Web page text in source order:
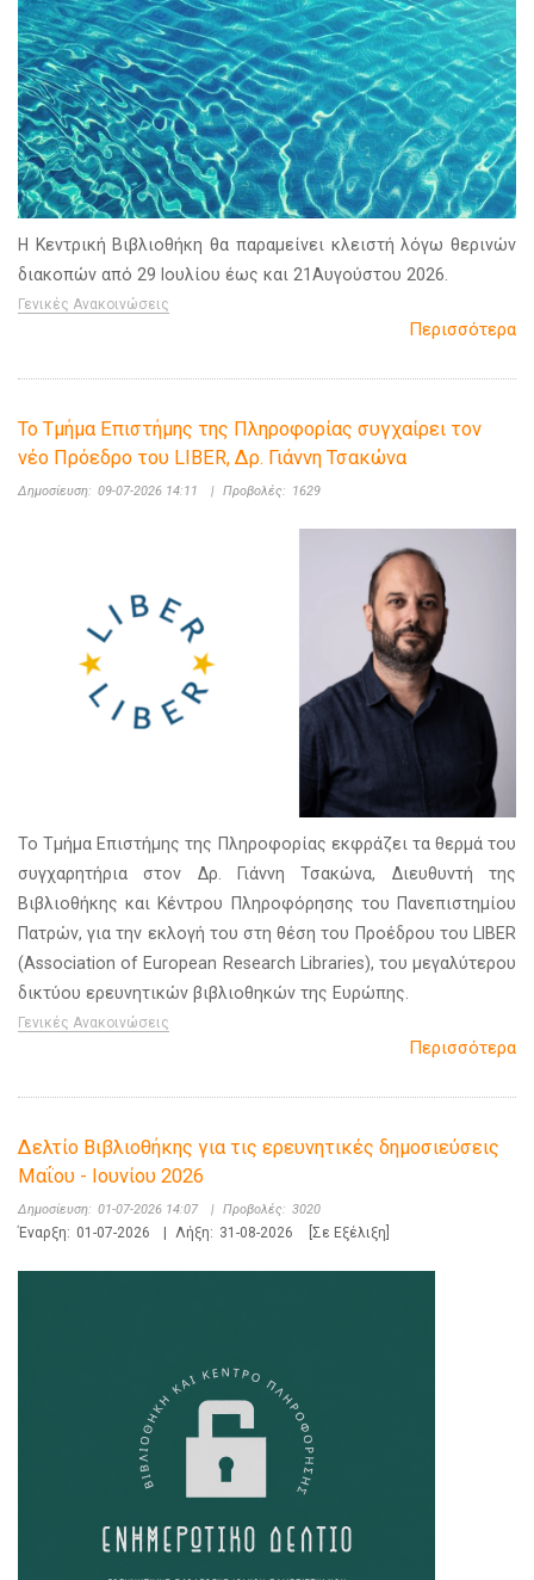
Η Κεντρική Βιβλιοθήκη θα παραμείνει κλειστή λόγω θερινών
διακοπών από 29 Ιουλίου έως και 21Αυγούστου 2026.
Γενικές Ανακοινώσεις
Περισσότερα
Το Τμήμα Επιστήμης της Πληροφορίας συγχαίρει τον
νέο Πρόεδρο του LIBER, Δρ. Γιάννη Τσακώνα
Δημοσίευση: 09-07-2026 14:11 | Προβολές: 1629
Το Τμήμα Επιστήμης της Πληροφορίας εκφράζει τα θερμά του
συγχαρητήρια στον Δρ. Γιάννη Τσακώνα, Διευθυντή της
Βιβλιοθήκης και Κέντρου Πληροφόρησης του Πανεπιστημίου
Πατρών, για την εκλογή του στη θέση του Προέδρου του LIBER
(Association of European Research Libraries), του μεγαλύτερου
δικτύου ερευνητικών βιβλιοθηκών της Ευρώπης.
Γενικές Ανακοινώσεις
Περισσότερα
Δελτίο Βιβλιοθήκης για τις ερευνητικές δημοσιεύσεις
Μαΐου - Ιουνίου 2026
Δημοσίευση: 01-07-2026 14:07 | Προβολές: 3020
Έναρξη: 01-07-2026 Λήξη: 31-08-2026 [Σε Εξέλιξη]